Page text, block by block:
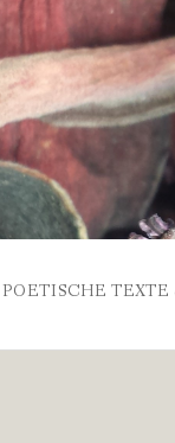
POETISCHE TEXTE